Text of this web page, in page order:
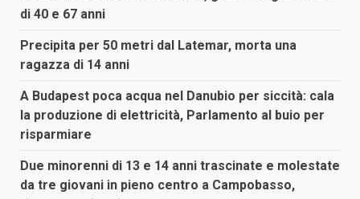
di 40 e 67 anni
Precipita per 50 metri dal Latemar, morta una
ragazza di 14 anni
A Budapest poca acqua nel Danubio per siccità: cala
la produzione di elettricità, Parlamento al buio per
risparmiare
Due minorenni di 13 e 14 anni trascinate e molestate
da tre giovani in pieno centro a Campobasso,